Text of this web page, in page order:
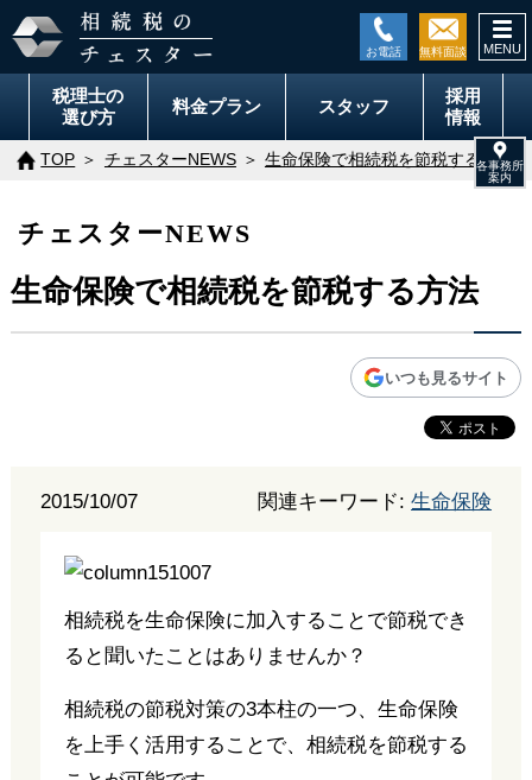
税理士の
選び方
料金プラン スタッフ
採用
情報
TOP チェスターNEWS 生命保険で相続税を節税する方法
チェスターNEWS
生命保険で相続税を節税する方法
いつも見るサイト
2015/10/07 関連キーワード:生命保険
相続税を生命保険に加入することで節税でき
ると聞いたことはありませんか？
相続税の節税対策の3本柱の一つ、生命保険
を上手く活用することで、相続税を節税する